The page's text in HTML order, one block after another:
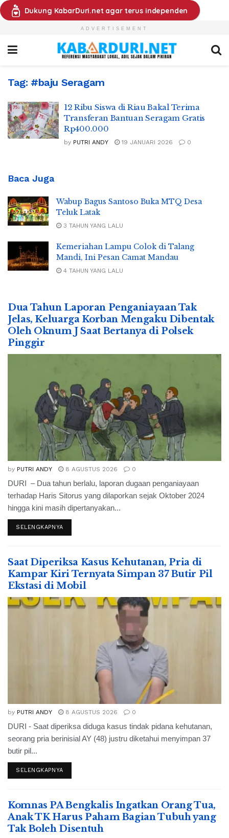
Dukung KabarDuri.net agar terus independen
ADVERTISEMENT
Tag: #baju Seragam
12 Ribu Siswa di Riau Bakal Terima
Transferan Bantuan Seragam Gratis
Rp400.000
by PUTRI ANDY 19 JANUARI 2026 0
Baca Juga
Wabup Bagus Santoso Buka MTQ Desa
Teluk Latak
3 TAHUN YANG LALU
Kemeriahan Lampu Colok di Talang
Mandi, Ini Pesan Camat Mandau
4 TAHUN YANG LALU
Dua Tahun Laporan Penganiayaan Tak
Jelas, Keluarga Korban Mengaku Dibentak
Oleh Oknum J Saat Bertanya di Polsek
Pinggir
by PUTRI ANDY 8 AGUSTUS 2026 0
DURI – Dua tahun berlalu, laporan dugaan penganiayaan
terhadap Haris Sitorus yang dilaporkan sejak Oktober 2024
hingga kini masih dipertanyakan...
SELENGKAPNYA
Saat Diperiksa Kasus Kehutanan, Pria di
Kampar Kiri Ternyata Simpan 37 Butir Pil
Ekstasi di Mobil
by PUTRI ANDY 8 AGUSTUS 2026 0
DURI - Saat diperiksa diduga kasus tindak pidana kehutanan,
seorang pria berinisial AY (48) justru diketahui menyimpan 37
butir pil...
SELENGKAPNYA
Komnas PA Bengkalis Ingatkan Orang Tua,
Anak TK Harus Paham Bagian Tubuh yang
Tak Boleh Disentuh